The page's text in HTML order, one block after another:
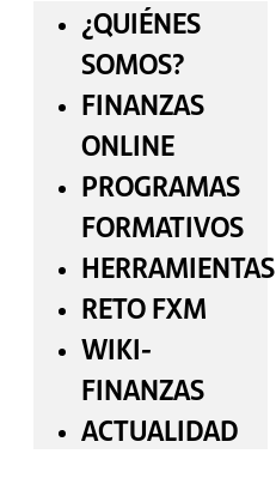
¿QUIÉNES
SOMOS?
FINANZAS
ONLINE
PROGRAMAS
FORMATIVOS
HERRAMIENTAS
RETO FXM
WIKI-
FINANZAS
ACTUALIDAD